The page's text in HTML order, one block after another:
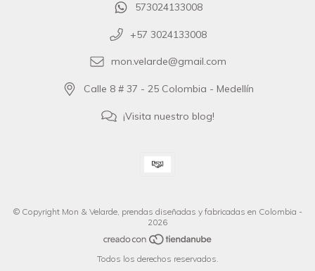
573024133008
+57 3024133008
mon.velarde@gmail.com
Calle 8 # 37 - 25 Colombia - Medellín
¡Visita nuestro blog!
© Copyright Mon & Velarde, prendas diseñadas y fabricadas en Colombia -
2026
Todos los derechos reservados.